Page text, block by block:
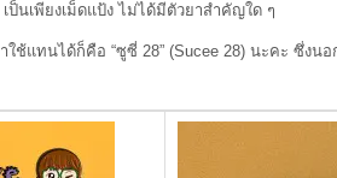
พียงเม็ดแป้ง ไม่ได้มีตัวยาสำคัญใด ๆ
ได้ก็คือ “ซูซี่ 28” (Sucee 28) นะคะ ซึ่งนอ